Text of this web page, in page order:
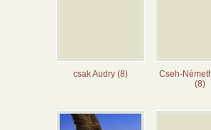
csak Audry (8)
Cseh-
(8)